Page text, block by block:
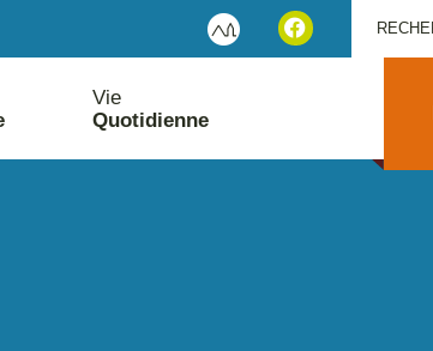
Vie
Quotidienne